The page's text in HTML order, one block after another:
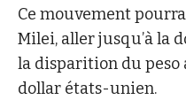
Ce mouvement
Milei, aller jusqu’à la
la disparition du
dollar états-unien.